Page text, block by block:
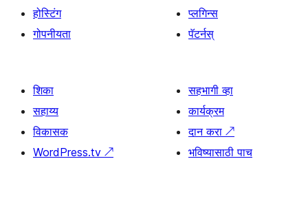
होस्टिंग
गोपनीयता
प्लगिन्स
पॅटर्नस्
शिका
सहाय्य
विकासक
WordPress.tv ↗
सहभागी व्हा
कार्यक्रम
दान करा ↗
भविष्यासाठी पाच